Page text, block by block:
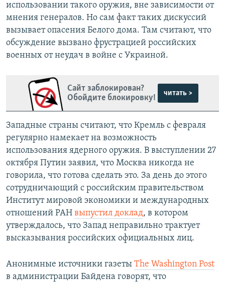
использовании такого оружия, вне зависимости от
мнения генералов. Но сам факт таких дискуссий
вызывает опасения Белого дома. Там считают, что
обсуждение вызвано фрустрацией российских
военных от неудач в войне с Украиной.
Сайт заблокирован?
Обойдите блокировку!
читать >
Западные страны считают, что Кремль с февраля
регулярно намекает на возможность
использования ядерного оружия. В выступлении 27
октября Путин заявил, что Москва никогда не
говорила, что готова сделать это. За день до этого
сотрудничающий с российским правительством
Институт мировой экономики и международных
отношений РАН выпустил доклад, в котором
утверждалось, что Запад неправильно трактует
высказывания российских официальных лиц.
Анонимные источники газеты The Washington Post
в администрации Байдена говорят, что